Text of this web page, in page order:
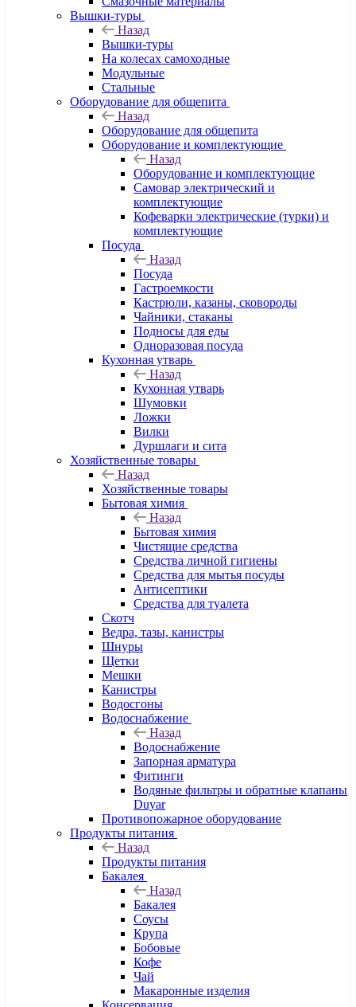
Вышки-туры
Назад
Вышки-туры
На колесах самоходные
Модульные
Стальные
Оборудование для общепита
Назад
Оборудование для общепита
Оборудование и комплектующие
Назад
Оборудование и комплектующие
Самовар электрический и
комплектующие
Кофеварки электрические (турки) и
комплектующие
Посуда
Назад
Посуда
Гастроемкости
Кастрюли, казаны, сковороды
Чайники, стаканы
Подносы для еды
Одноразовая посуда
Кухонная утварь
Назад
Кухонная утварь
Шумовки
Ложки
Вилки
Дуршлаги и сита
Хозяйственные товары
Назад
Хозяйственные товары
Бытовая химия
Назад
Бытовая химия
Чистящие средства
Средства личной гигиены
Средства для мытья посуды
Антисептики
Средства для туалета
Скотч
Ведра, тазы, канистры
Шнуры
Щетки
Мешки
Канистры
Водосгоны
Водоснабжение
Назад
Водоснабжение
Запорная арматура
Фитинги
Водяные фильтры и обратные клапаны
Duyar
Противопожарное оборудование
Продукты питания
Назад
Продукты питания
Бакалея
Назад
Бакалея
Соусы
Крупа
Бобовые
Кофе
Чай
Макаронные изделия